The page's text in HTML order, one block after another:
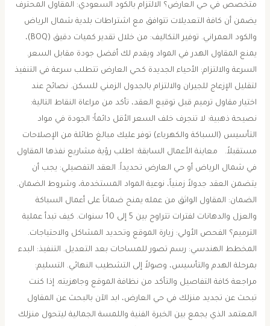
متخصص في حي العارض؟ ​الالتزام بالكود السعودي: المقاول المحترف
يضمن أن كافة التعديلات تتوافق مع اشتراطات بلدية شمال الرياض
والكود العمراني. ​توفير التكاليف: من خلال تقدير كميات دقيق (BOQ)،
يمنع المقاول الهدر في المواد ويقدم لك أفضل جودة مقابل السعر. ​
السرعة والالتزام: الأحياء الجديدة كحي العارض تتطلب سرعة في التنفيذ
لتقليل الإزعاج للجيران والالتزام بالجدول الزمني للسكن. ​نصائح عند
اختيار مقاول ترميم ​قبل توقيع العقد، تأكد من مراعاة النقاط التالية: ​
نصيحة ذهبية: لا تنجرف خلف السعر الأقل دائماً؛ الجودة في مواد
التأسيس (السباكة والكهرباء) توفر عليك مبالغ طائلة من الإصلاحات
مستقبلاً. ​معاينة الأعمال السابقة: اطلب رؤية مشاريع نفذها المقاول
في شمال الرياض أو حي العارض تحديداً. ​العقد التفصيلي: يجب أن
يتضمن العقد جدولاً زمنياً، نوعية المواد المستخدمة، وشروط الضمان. ​
الضمان: المقاول الواثق من عمله يمنح ضماناً على أعمال السباكة
والعزل والدهانات لفترات تتراوح بين 5 إلى 10 سنوات. ​كيف تبدأ عملية
الترميم؟ ​الفحص الأولي: زيارة الموقع وتحديد المشاكل والاحتياجات. ​
المخطط الهندسي: رسم تصور للمساحات بعد التعديل. ​التنفيذ: البدء
بمرحلة الهدم والتأسيس، وصولاً إلى التشطيب النهائي. ​التسليم:
مراجعة كافة التفاصيل والتأكد من نظافة الموقع وجاهزيته. ​إذا كنت
تبحث عن تجديد منزلك في حي العارض، ابد الآن بالبحث عن المقاول
المعتمد الذي يجمع بين الخبرة الفنية واللمسة الجمالية ليتحول منزلك